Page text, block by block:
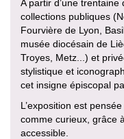
A partir d’une
collections publiques
Fourvière de Lyon,
musée diocésain de
Troyes, Metz...) et
stylistique et
cet insigne épiscopal
L’exposition est
comme curieux, grâce
accessible.